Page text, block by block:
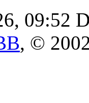
09:52
, ©